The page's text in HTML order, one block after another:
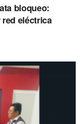
bloqueo:
eléctrica